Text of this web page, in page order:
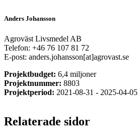
Anders Johansson
Agroväst Livsmedel AB
Telefon: +46 76 107 81 72
E-post: anders.johansson[at]agrovast.se
Projektbudget: 6,4 miljoner
Projektnummer: 8803
Projektperiod: 2021-08-31 - 2025-04-05
Relaterade sidor